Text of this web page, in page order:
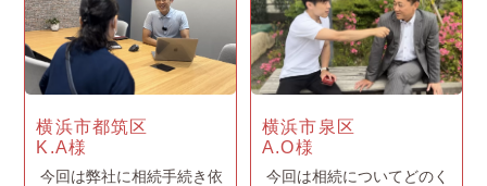
公正証書遺言をお願いしま
した。 梅澤：公証役場とい
うところ....
そうね 感想はね、みんな任
せてよかったです！ 梅澤：
ありがとう....
横浜市都筑区
K.A様
今回は弊社に相続手続き依
横浜市泉区
A.O様
今回は相続についてどのく